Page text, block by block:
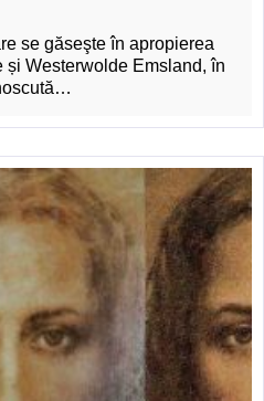
se găseşte în apropierea
și Westerwolde Emsland, în